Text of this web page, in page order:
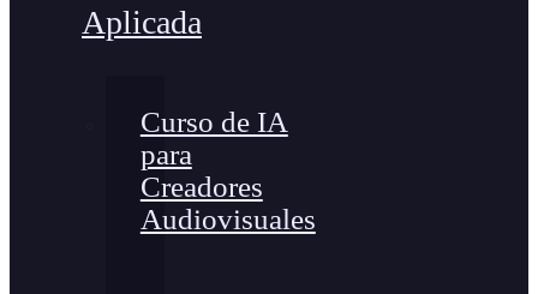
Aplicada
Curso de IA
para
Creadores
Audiovisuales